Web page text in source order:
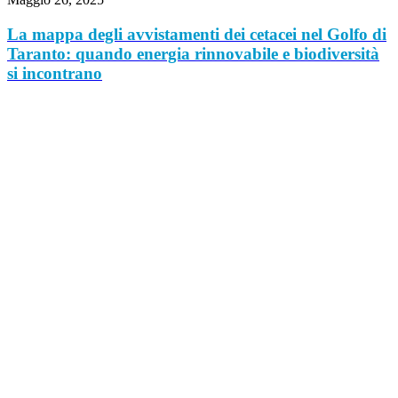
La mappa degli avvistamenti dei cetacei nel Golfo di
Taranto: quando energia rinnovabile e biodiversità
si incontrano